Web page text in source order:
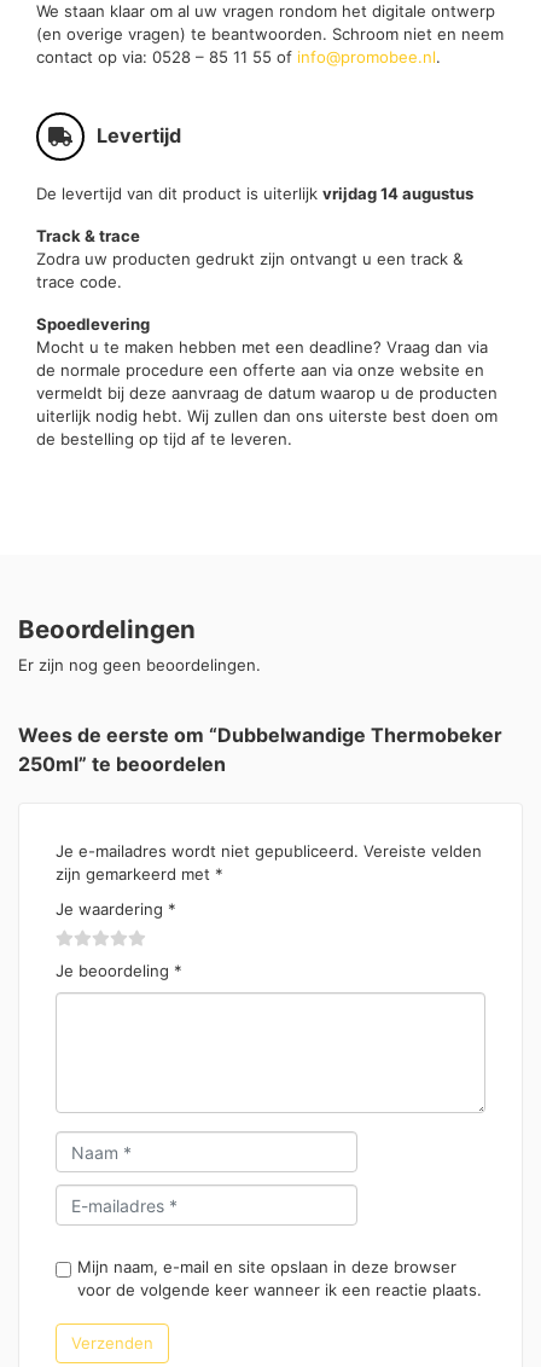
We staan klaar om al uw vragen rondom het digitale ontwerp
(en overige vragen) te beantwoorden. Schroom niet en neem
contact op via: 0528 – 85 11 55 of info@promobee.nl.
Levertijd
De levertijd van dit product is uiterlijk vrijdag 14 augustus
Track & trace
Zodra uw producten gedrukt zijn ontvangt u een track &
trace code.
Spoedlevering
Mocht u te maken hebben met een deadline? Vraag dan via
de normale procedure een offerte aan via onze website en
vermeldt bij deze aanvraag de datum waarop u de producten
uiterlijk nodig hebt. Wij zullen dan ons uiterste best doen om
de bestelling op tijd af te leveren.
Beoordelingen
Er zijn nog geen beoordelingen.
Wees de eerste om “Dubbelwandige Thermobeker
250ml” te beoordelen
Je e-mailadres wordt niet gepubliceerd. Vereiste velden
zijn gemarkeerd met *
Je waardering *
Je beoordeling *
Mijn naam, e-mail en site opslaan in deze browser
voor de volgende keer wanneer ik een reactie plaats.